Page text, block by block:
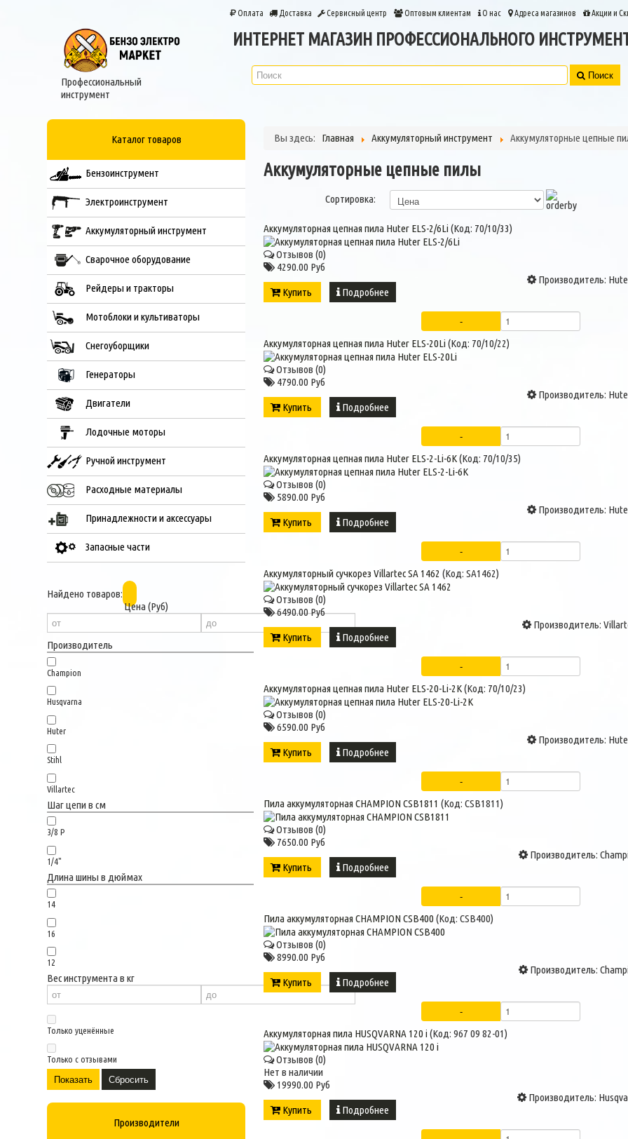
Оплата Доставка Сервисный центр Оптовым клиентам О нас Адреса магазинов Акции и
Профессиональный
инструмент
ИНТЕРНЕТ МАГАЗИН ПРОФЕССИОНАЛЬНОГО
Поиск
Каталог товаров
Бензоинструмент
Электроинструмент
Аккумуляторный инструмент
Сварочное оборудование
Рейдеры и тракторы
Мотоблоки и культиваторы
Снегоуборщики
Генераторы
Двигатели
Лодочные моторы
Ручной инструмент
Расходные материалы
Принадлежности и аксессуары
Запасные части
Найдено товаров:
Цена (Руб)
Производитель
Champion
Husqvarna
Huter
Stihl
Villartec
Шаг цепи в см
3/8 P
1/4"
Длина шины в дюймах
14
16
12
Вес инструмента в кг
Только уценённые
Только с отзывами
Показать Сбросить
Производители
Вы здесь: Главная Аккумуляторный инструмент Аккумуляторные цепные
Аккумуляторные цепные пилы
Сортировка:
Аккумуляторная цепная пила Huter ELS-2/6Li(Код: 70/10/33)
Отзывов (0)
4290.00 Руб
Производитель:
Купить
Подробнее
Аккумуляторная цепная пила Huter ELS-20Li(Код: 70/10/22)
Отзывов (0)
4790.00 Руб
Производитель:
Купить
Подробнее
Аккумуляторная цепная пила Huter ELS-2-Li-6K(Код: 70/10/35)
Отзывов (0)
5890.00 Руб
Производитель:
Купить
Подробнее
Аккумуляторный сучкорез Villartec SA 1462(Код:SA1462)
Отзывов (0)
6490.00 Руб
Производитель:
Купить
Подробнее
Аккумуляторная цепная пила Huter ELS-20-Li-2К(Код: 70/10/23)
Отзывов (0)
6590.00 Руб
Производитель:
Купить
Подробнее
Пила аккумуляторная CHAMPION CSB1811(Код:CSB1811)
Отзывов (0)
7650.00 Руб
Производитель:
Купить
Подробнее
Пила аккумуляторная CHAMPION CSB400(Код:CSB400)
Отзывов (0)
8990.00 Руб
Производитель:
Купить
Подробнее
Аккумуляторная пила HUSQVARNA 120 i(Код:967 09 82-01)
Отзывов (0)
Нет в наличии
19990.00 Руб
Производитель:
Купить
Подробнее